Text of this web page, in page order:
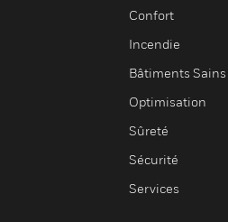
Confort
Incendie
Bâtiments Sains
Optimisation
Sûreté
Sécurité
Services